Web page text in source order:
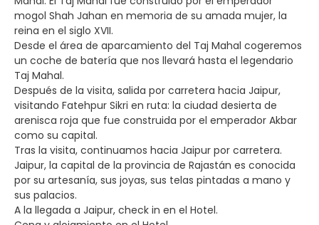
mogol Shah Jahan en memoria de su amada mujer, la
reina en el siglo XVII.
Desde el área de aparcamiento del Taj Mahal cogeremos
un coche de batería que nos llevará hasta el legendario
Taj Mahal.
Después de la visita, salida por carretera hacia Jaipur,
visitando Fatehpur Sikri en ruta: la ciudad desierta de
arenisca roja que fue construida por el emperador Akbar
como su capital.
Tras la visita, continuamos hacia Jaipur por carretera.
Jaipur, la capital de la provincia de Rajastán es conocida
por su artesanía, sus joyas, sus telas pintadas a mano y
sus palacios.
A la llegada a Jaipur, check in en el Hotel.